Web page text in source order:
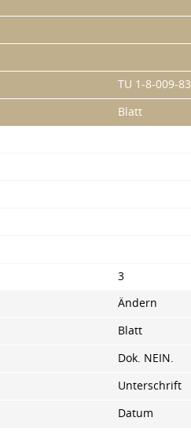
TU 1-8-009-83
Blatt
3
Ändern
Blatt
Dok. NEIN.
Unterschrift
Datum